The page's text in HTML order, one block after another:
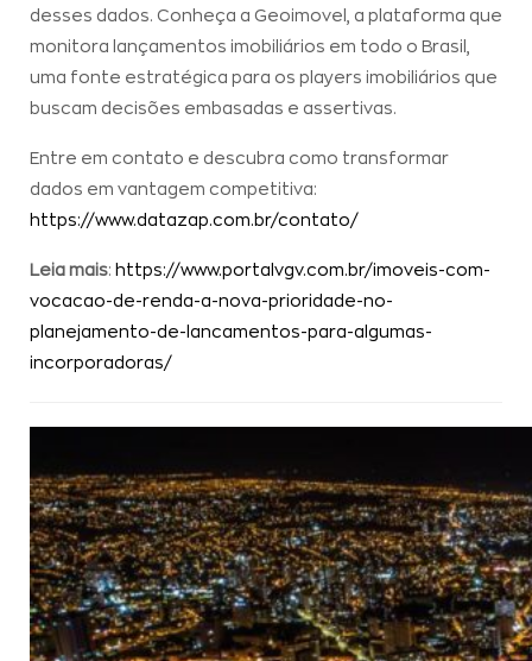
desses dados. Conheça a Geoimovel, a plataforma que
monitora lançamentos imobiliários em todo o Brasil,
uma fonte estratégica para os players imobiliários que
buscam decisões embasadas e assertivas.
Entre em contato e descubra como transformar
dados em vantagem competitiva:
https://www.datazap.com.br/contato/
Leia mais: https://www.portalvgv.com.br/imoveis-com-
vocacao-de-renda-a-nova-prioridade-no-
planejamento-de-lancamentos-para-algumas-
incorporadoras/